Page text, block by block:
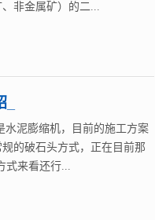
非金属矿）的二...
水泥膨缩机，目前的施工方案
的破石头方式，正在目前那
式来看还行...